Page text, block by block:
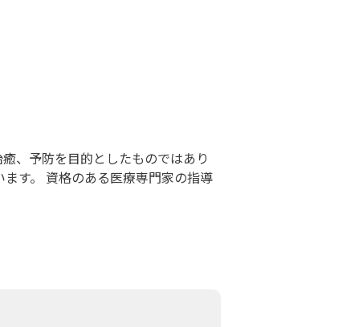
、予防を目的としたものではあり
す。 資格のある医療専門家の指導